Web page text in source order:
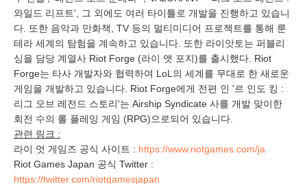
와일드 리프트', 그 외에도 여러 타이틀로 개발을 진행하고 있습니
다. 또한 음악과 만화책, TV 등의 멀티미디어 프로젝트를 통해 룬
테라 세계의 탐험을 계속하고 있습니다. 또한 라이앗토는 퍼블리
싱을 담당 계열사 Riot Forge (라이 앳 포지)를 출시했다. Riot
Forge는 타사 개발자와 협력하여 LoL의 세계를 무대로 한 새로운
게임을 개발하고 있습니다. Riot Forge에게 전편 인 '르 인도 킹 :
리그 오브 레전드 스토리'는 Airship Syndicate 사를 개발 맞이한
회전 수의 롤 플레잉 게임 (RPG)으로되어 있습니다.
관련 링크 :
라이 엇 게임즈 공식 사이트 : https://www.riotgames.com/ja
Riot Games Japan 공식 Twitter :
https://twitter.com/riotgamesjapan